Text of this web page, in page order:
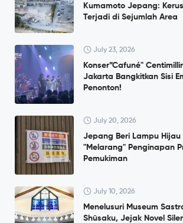
Kumamoto Jepang:
Terjadi di Sejumlah Area
July 23, 2026
Konser”Cafuné"
Jakarta Bangkitkan Sisi
Penonton!
July 20, 2026
Jepang Beri Lampu Hijau
"Melarang" Penginapan
Pemukiman
July 10, 2026
Menelusuri Museum
Shūsaku, Jejak Novel